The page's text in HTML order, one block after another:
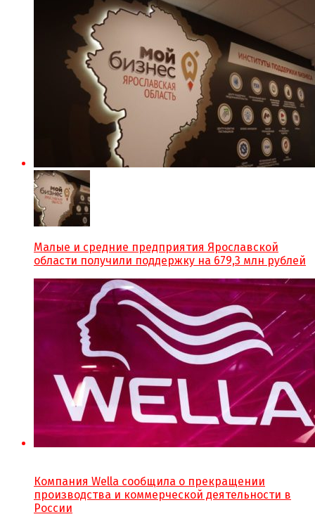
Малые и средние предприятия Ярославской
области получили поддержку на 679,3 млн рублей
Компания Wella сообщила о прекращении
производства и коммерческой деятельности в
России